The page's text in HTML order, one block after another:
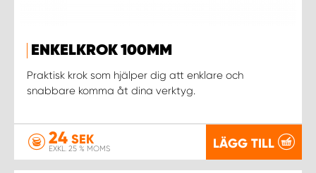
ENKELKROK 100MM
Praktisk krok som hjälper dig att enklare och
snabbare komma åt dina verktyg.
24 SEK
EXKL. 25 % MOMS LÄGG TILL
WORK SYSTEM VARBERG
WORK SYSTEM VÄSTERÅS